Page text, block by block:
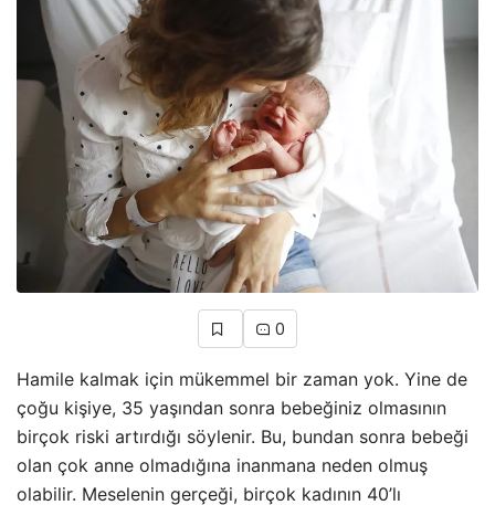
0
Hamile kalmak için mükemmel bir zaman yok. Yine de
çoğu kişiye, 35 yaşından sonra bebeğiniz olmasının
birçok riski artırdığı söylenir. Bu, bundan sonra bebeği
olan çok anne olmadığına inanmana neden olmuş
olabilir. Meselenin gerçeği, birçok kadının 40’lı